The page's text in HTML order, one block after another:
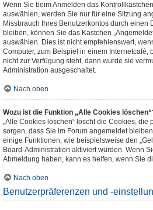
Wenn Sie beim Anmelden das
auswählen, werden Sie nur für eine Sitzung
Missbrauch Ihres Benutzerkontos durch einen
bleiben, können Sie das Kästchen
auswählen. Dies ist nicht empfehlenswert,
Computer, zum Beispiel in einem Internetcafé,
nicht zur Verfügung steht, dann wurde sie
Administration ausgeschaltet.
Nach oben
Wozu ist die Funktion „Alle Cookies
„Alle Cookies löschen“ löscht die Cookies, die
sorgen, dass Sie im Forum angemeldet
einige Funktionen, wie beispielsweise den
Board-Administration aktiviert wurden. Wenn
Abmeldung haben, kann es helfen, wenn Sie
Nach oben
Benutzerpräferenzen und -